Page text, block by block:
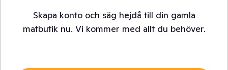
Skapa konto och säg hejdå till din gamla
matbutik nu. Vi kommer med allt du behöver.